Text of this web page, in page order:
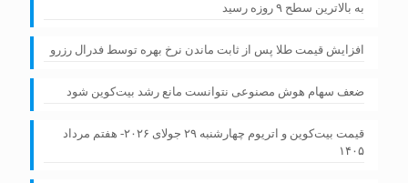
به بالاترین سطح ۹ روزه رسید
افزایش قیمت طلا پس از ثابت ماندن نرخ بهره توسط فدرال رزرو
ضعف سهام هوش مصنوعی نتوانست مانع رشد بیت‌کوین شود
قیمت بیت‌کوین و اتریوم چهارشنبه ۲۹ جولای ۲۰۲۶- هفتم مرداد
۱۴۰۵